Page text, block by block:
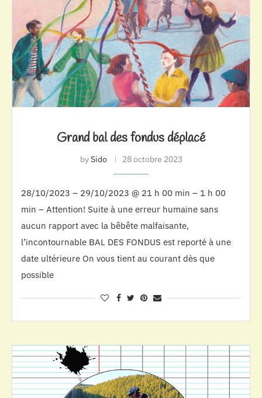
Grand bal des fondus déplacé
bySido 28 octobre 2023
28/10/2023 – 29/10/2023 @ 21 h 00 min – 1 h 00
min – Attention! Suite à une erreur humaine sans
aucun rapport avec la bêbête malfaisante,
l’incontournable BAL DES FONDUS est reporté à une
date ultérieure On vous tient au courant dès que
possible